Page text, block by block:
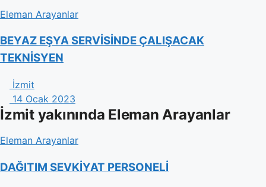
Eleman Arayanlar
BEYAZ EŞYA SERVİSİNDE ÇALIŞACAK
TEKNİSYEN
İzmit
14 Ocak 2023
İzmit yakınında Eleman Arayanlar
Eleman Arayanlar
DAĞITIM SEVKİYAT PERSONELİ